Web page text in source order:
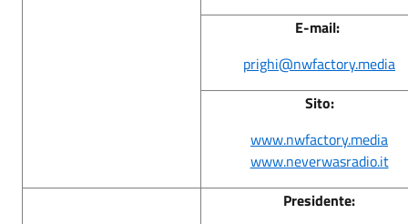
E-mail:
prighi@nwfactory.media
Sito:
www.nwfactory.media
www.neverwasradio.it
Presidente: